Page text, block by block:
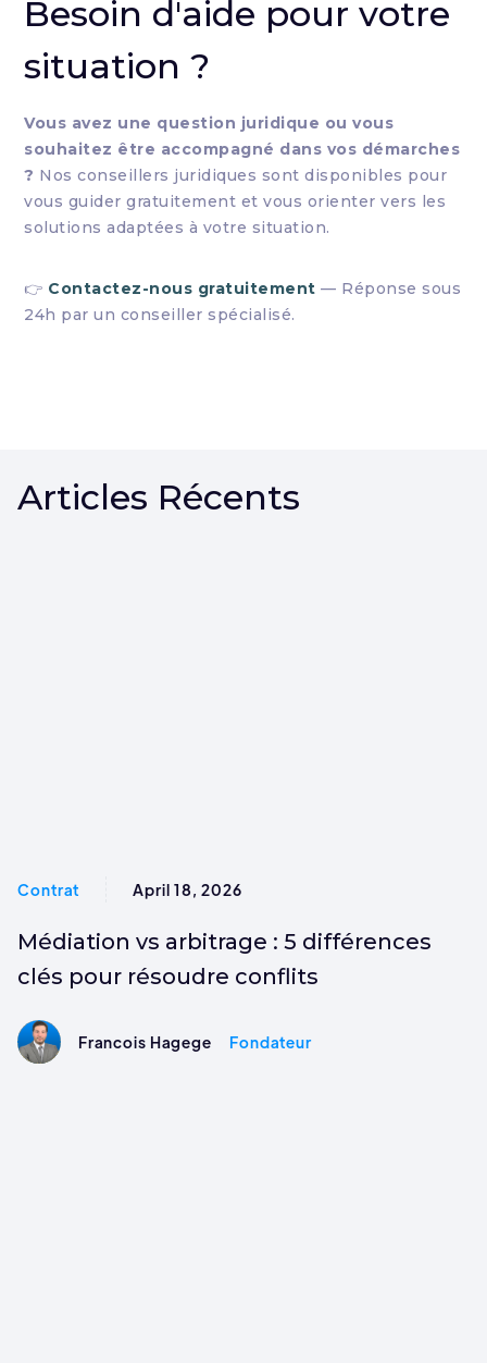
Besoin d'aide pour votre
situation ?
Vous avez une question juridique ou vous
souhaitez être accompagné dans vos démarches
? Nos conseillers juridiques sont disponibles pour
vous guider gratuitement et vous orienter vers les
solutions adaptées à votre situation.
👉 Contactez-nous gratuitement — Réponse sous
24h par un conseiller spécialisé.
Articles Récents
Contrat April 18, 2026
Médiation vs arbitrage : 5 différences
clés pour résoudre conflits
Francois Hagege Fondateur